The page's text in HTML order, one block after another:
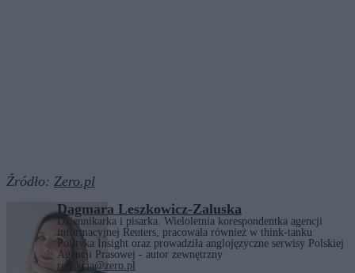
Źródło: Zero.pl
Dagmara Leszkowicz-Zaluska
Dziennikarka i pisarka. Wieloletnia korespondentka agencji
informacyjnej Reuters, pracowała również w think-tanku
Polityka Insight oraz prowadziła anglojęzyczne serwisy Polskiej
Agencji Prasowej - autor zewnętrzny
redakcja@zero.pl